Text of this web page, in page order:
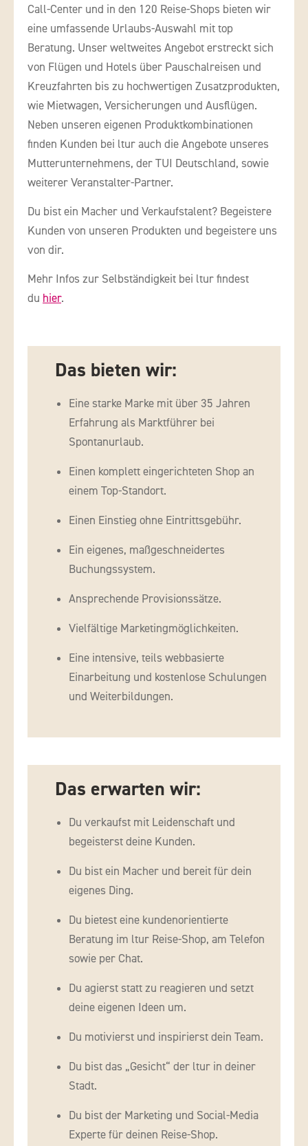
Call-Center und in den 120 Reise-Shops bieten wir
eine umfassende Urlaubs-Auswahl mit top
Beratung. Unser weltweites Angebot erstreckt sich
von Flügen und Hotels über Pauschalreisen und
Kreuzfahrten bis zu hochwertigen Zusatzprodukten,
wie Mietwagen, Versicherungen und Ausflügen.
Neben unseren eigenen Produktkombinationen
finden Kunden bei ltur auch die Angebote unseres
Mutterunternehmens, der TUI Deutschland, sowie
weiterer Veranstalter-Partner.
Du bist ein Macher und Verkaufstalent? Begeistere
Kunden von unseren Produkten und begeistere uns
von dir.
Mehr Infos zur Selbständigkeit bei ltur findest
du hier.
Das bieten wir:
Eine starke Marke mit über 35 Jahren
Erfahrung als Marktführer bei
Spontanurlaub.
Einen komplett eingerichteten Shop an
einem Top-Standort.
Einen Einstieg ohne Eintrittsgebühr.
Ein eigenes, maßgeschneidertes
Buchungssystem.
Ansprechende Provisionssätze.
Vielfältige Marketingmöglichkeiten.
Eine intensive, teils webbasierte
Einarbeitung und kostenlose Schulungen
und Weiterbildungen.
Das erwarten wir:
Du verkaufst mit Leidenschaft und
begeisterst deine Kunden.
Du bist ein Macher und bereit für dein
eigenes Ding.
Du bietest eine kundenorientierte
Beratung im ltur Reise-Shop, am Telefon
sowie per Chat.
Du agierst statt zu reagieren und setzt
deine eigenen Ideen um.
Du motivierst und inspirierst dein Team.
Du bist das „Gesicht“ der ltur in deiner
Stadt.
Du bist der Marketing und Social-Media
Experte für deinen Reise-Shop.